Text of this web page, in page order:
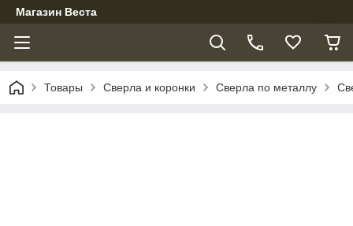
Магазин Веста
Товары Сверла и коронки Сверла по металлу